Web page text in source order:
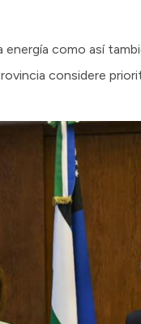
como así
considere